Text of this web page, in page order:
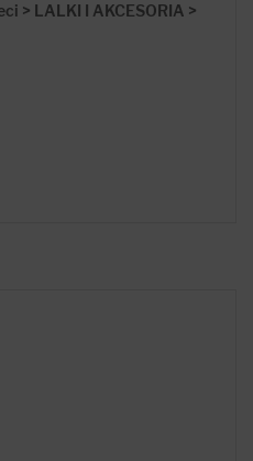
> LALKI I AKCESORIA >